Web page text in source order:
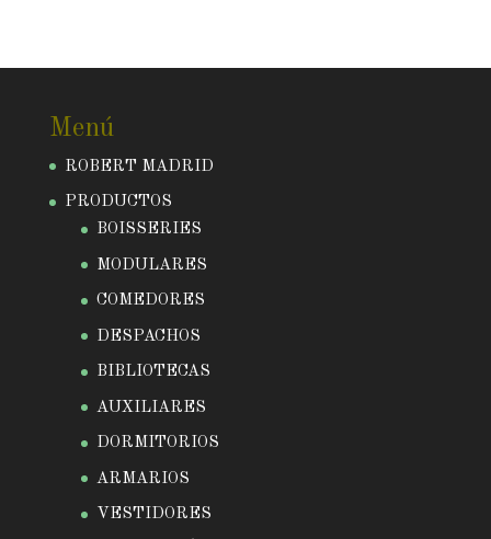
Menú
ROBERT MADRID
PRODUCTOS
BOISSERIES
MODULARES
COMEDORES
DESPACHOS
BIBLIOTECAS
AUXILIARES
DORMITORIOS
ARMARIOS
VESTIDORES